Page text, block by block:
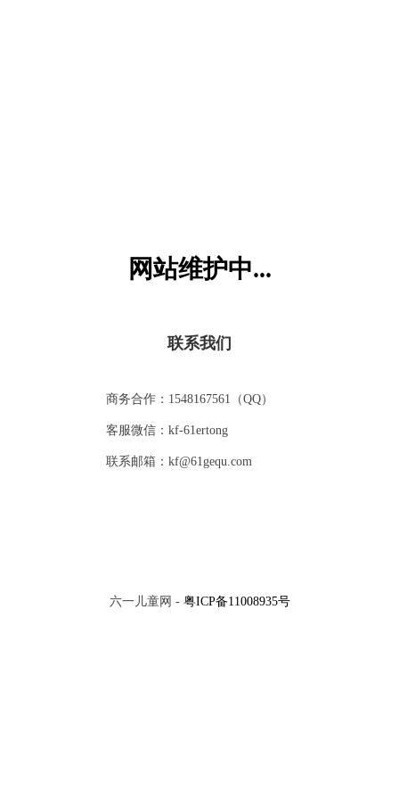
网站维护中...
联系我们
商务合作：1548167561（QQ）
客服微信：kf-61ertong
联系邮箱：kf@61gequ.com
六一儿童网 - 粤ICP备11008935号